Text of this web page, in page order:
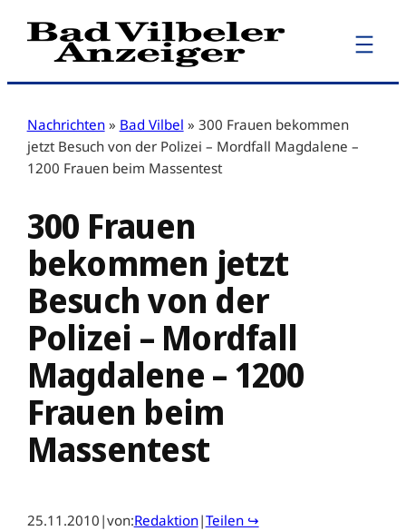
Zum
Inhalt
Nachrichten » Bad Vilbel » 300 Frauen bekommen
jetzt Besuch von der Polizei – Mordfall Magdalene –
1200 Frauen beim Massentest
300 Frauen
bekommen jetzt
Besuch von der
Polizei – Mordfall
Magdalene – 1200
Frauen beim
Massentest
25.11.2010 |von:Redaktion|Teilen ↪